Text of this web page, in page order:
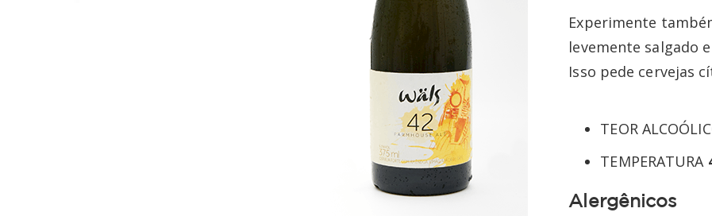
Experimente
levemente salgado
Isso pede cervejas
TEOR
TEMPERATURA
Alergênicos